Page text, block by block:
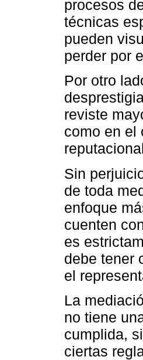
procesos
técnicas
pueden
perder por
Por otro
reviste
como en el
Sin
de toda
enfoque
cuenten
es
debe tener
el
La
no tiene
cumplida,
ciertas